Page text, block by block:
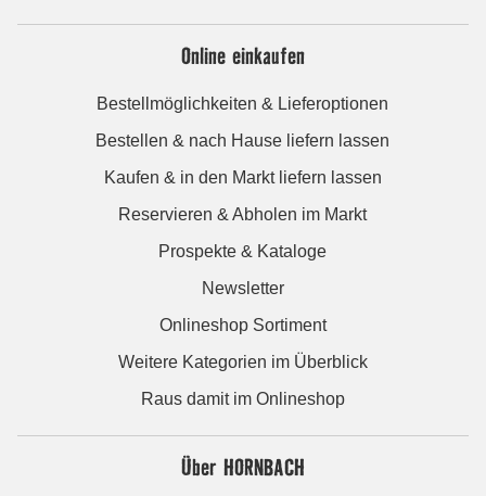
Online einkaufen
Bestellmöglichkeiten & Lieferoptionen
Bestellen & nach Hause liefern lassen
Kaufen & in den Markt liefern lassen
Reservieren & Abholen im Markt
Prospekte & Kataloge
Newsletter
Onlineshop Sortiment
Weitere Kategorien im Überblick
Raus damit im Onlineshop
Über HORNBACH